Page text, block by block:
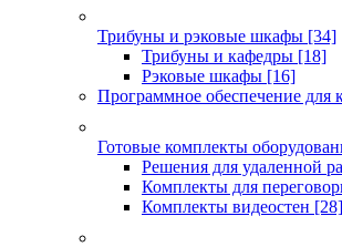
Трибуны и рэковые шкафы [34]
Трибуны и кафедры [18]
Рэковые шкафы [16]
Программное обеспечение для
Готовые комплекты
Решения для удаленной
Комплекты для
Комплекты видеостен [28]